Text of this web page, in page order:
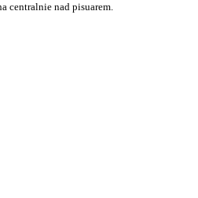
centralnie nad pisuarem.